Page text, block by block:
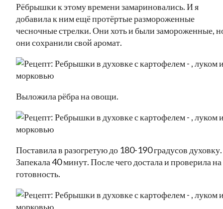
Рёбрышки к этому времени замариновались. И я
добавила к ним ещё протёртые размороженные
чесночные стрелки. Они хоть и были замороженные,
они сохранили свой аромат.
Выложила рёбра на овощи.
Поставила в разогретую до 180-190 градусов духовку.
Запекала 40 минут. После чего достала и проверила на
готовность.